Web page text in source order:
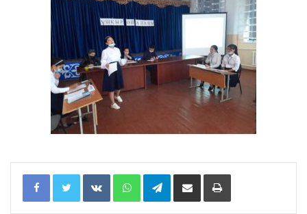
Facebook Twitter VKontakte WhatsApp Telegram